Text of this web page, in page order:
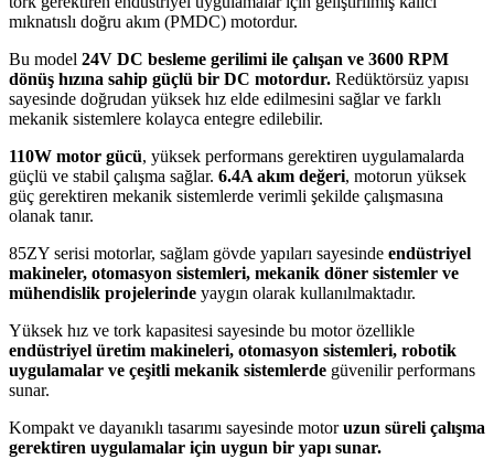
mıknatıslı doğru akım (PMDC) motordur.
Bu model 24V DC besleme gerilimi ile çalışan ve 3600 RPM
dönüş hızına sahip güçlü bir DC motordur. Redüktörsüz yapısı
sayesinde doğrudan yüksek hız elde edilmesini sağlar ve farklı
mekanik sistemlere kolayca entegre edilebilir.
110W motor gücü, yüksek performans gerektiren uygulamalarda
güçlü ve stabil çalışma sağlar. 6.4A akım değeri, motorun yüksek
güç gerektiren mekanik sistemlerde verimli şekilde çalışmasına
olanak tanır.
85ZY serisi motorlar, sağlam gövde yapıları sayesinde endüstriyel
makineler, otomasyon sistemleri, mekanik döner sistemler ve
mühendislik projelerinde yaygın olarak kullanılmaktadır.
Yüksek hız ve tork kapasitesi sayesinde bu motor özellikle
endüstriyel üretim makineleri, otomasyon sistemleri, robotik
uygulamalar ve çeşitli mekanik sistemlerde güvenilir performans
sunar.
Kompakt ve dayanıklı tasarımı sayesinde motoruzun süreli çalışma
gerektiren uygulamalar için uygun bir yapı sunar.